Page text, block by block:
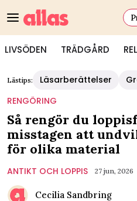
LIVSÖDEN TRÄDGÅRD
Lästips: Läsarberättelser
RENGÖRING
Så rengör du
misstagen att
för olika material
ANTIKT OCH LOPPIS 27 jun, 2026
Cecilia Sandbring